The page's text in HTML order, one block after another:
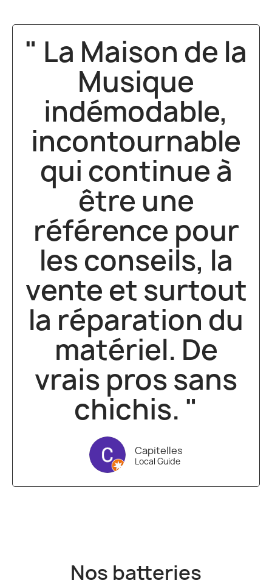
" La Maison de la
Musique
indémodable,
incontournable
qui continue à
être une
référence pour
les conseils, la
vente et surtout
la réparation du
matériel. De
vrais pros sans
chichis. "
Capitelles
Local Guide
Nos batteries